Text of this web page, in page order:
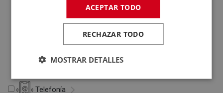
Inalambricos
Equipos de Música
Relojes y Pulseras
Juguetes
Telefonía
ACEPTAR TODO
RECHAZAR TODO
MOSTRAR DETALLES